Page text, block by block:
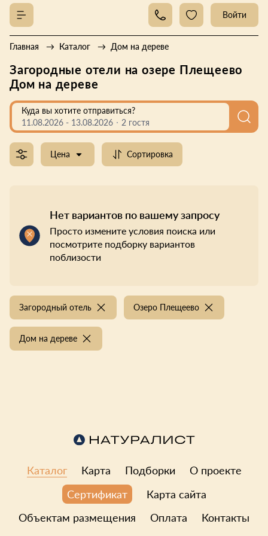
Войти
Главная Каталог Дом на дереве
Загородные отели на озере Плещеево
Дом на дереве
Куда вы хотите отправиться?
11.08.2026 - 13.08.2026 2 гостя
Цена Сортировка
Нет вариантов по вашему запросу
Просто измените условия поиска или
посмотрите подборку вариантов
поблизости
Загородный отель Озеро Плещеево
Дом на дереве
Каталог Карта Подборки
О проекте
Сертификат
Карта сайта
Объектам размещения
Оплата Контакты